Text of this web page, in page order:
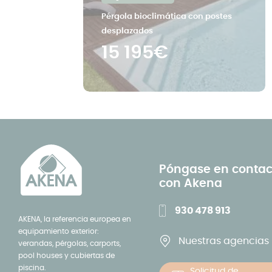
15 195€
Pérgola bioclimática con postes
desplazados
AKENA, la referencia europea en
equipamiento exterior:
verandas, pérgolas, carports,
pool houses y cubiertas de
piscina.
Póngase en
con Akena
930 478 913
Nuestras agencias